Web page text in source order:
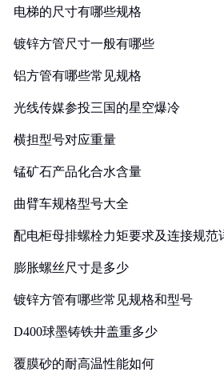
电梯的尺寸有哪些规格
镀锌方管尺寸一般有哪些
铝方管有哪些常见规格
光线传媒参投三国的星空爆冷
横担型号对应重量
锰矿石产品化合水含量
曲臂车规格型号大全
配电柜母排螺栓力矩要求及连接规范
膨胀螺丝尺寸是多少
镀锌方管有哪些常见规格和型号
D400球墨铸铁井盖重多少
覆膜砂的耐高温性能如何